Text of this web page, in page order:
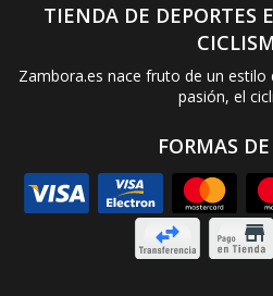
TIENDA DE DEPORTES
Zambora.es nace fruto de un estilo
pasión, el
FORMAS